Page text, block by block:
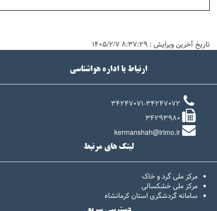
تاریخ آخرین ویرایش : ۸:۳۷:۲۹ ۱۴۰۵/۲/۷
ارتباط با اداره هواشناسی
34247071-34247072
34293980
kermanshah@irimo.ir
لینک های مرتبط
مرکز ملی گرد و خاک
مرکز ملی خشکسالی
سامانه گردشگری استان کرمانشاه